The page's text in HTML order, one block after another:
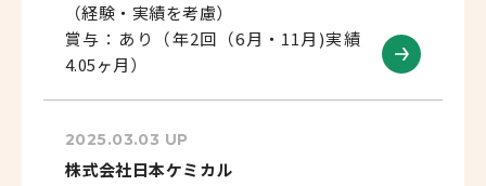
（経験・実績を考慮）
賞与：あり（年2回（6月・11月)実績
4.05ヶ月）
2025.03.03 UP
株式会社日本ケミカル